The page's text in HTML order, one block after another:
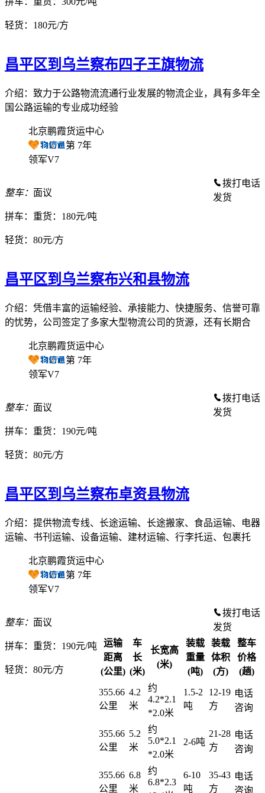
轻货： 180元/方
昌平区到乌兰察布四子王旗物流
介绍：致力于公路物流流通行业发展的物流企业，具有多年全
国公路运输的专业成功经验
北京鹏霞货运中心
第 7年
领军V7
整车： 面议
拼车： 重货：180元/吨
轻货： 80元/方
拨打电话
发货
昌平区到乌兰察布兴和县物流
介绍：凭借丰富的运输经验、承接能力、快捷服务、信誉可靠
的忧势，公司签定了多家大型物流公司的货源，还有长期合
北京鹏霞货运中心
第 7年
领军V7
整车： 面议
拼车： 重货：190元/吨
轻货： 80元/方
拨打电话
发货
昌平区到乌兰察布卓资县物流
介绍：提供物流专线、长途运输、长途搬家、食品运输、电器
运输、书刊运输、设备运输、建材运输、行李托运、包裹托
北京鹏霞货运中心
第 7年
领军V7
整车： 面议
拼车： 重货：190元/吨
轻货： 80元/方
拨打电话
发货
运输
距离
(公里)
车
长
(米)
长宽高
(米)
装载
重量
(吨)
装载
体积
(方)
整车
价格
(趟)
355.66
公里
4.2
米
约
4.2*2.1
*2.0米
1.5-2
吨
12-19
方
电话
咨询
355.66
公里
5.2
米
约
5.0*2.1
*2.0米
2-6吨
21-28
方
电话
咨询
355.66
公里
6.8
米
约
6.8*2.3
6-10
吨
35-43
方
电话
咨询